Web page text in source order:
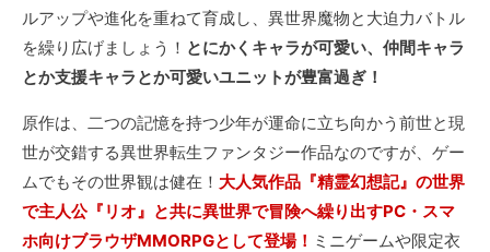
ルアップや進化を重ねて育成し、異世界魔物と大迫力バトル
を繰り広げましょう！ とにかくキャラが可愛い、仲間キャラ
とか支援キャラとか可愛いユニットが豊富過ぎ！
原作は、二つの記憶を持つ少年が運命に立ち向かう前世と現
世が交錯する異世界転生ファンタジー作品なのですが、ゲー
ムでもその世界観は健在！ 大人気作品『精霊幻想記』の世界
で主人公『リオ』と共に異世界で冒険へ繰り出すPC・スマ
ホ向けブラウザMMORPGとして登場！ ミニゲームや限定衣